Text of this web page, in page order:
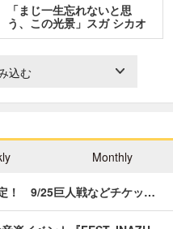
「まじ一生忘れないと思
う、この光景」スガ シカオ
と…
込む
Monthly
！ 9/25巨人戦などチケッ…